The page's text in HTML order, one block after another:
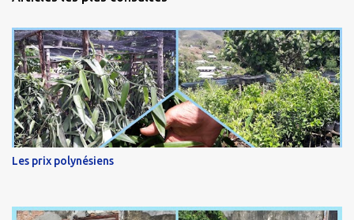
Les prix polynésiens